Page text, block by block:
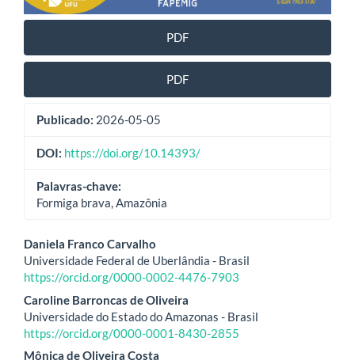
PDF
PDF
Publicado: 2026-05-05
DOI: https://doi.org/10.14393/
Palavras-chave:
Formiga brava, Amazônia
Conteúdo
do
artigo
principal
Daniela Franco Carvalho
Universidade Federal de Uberlândia - Brasil
https://orcid.org/0000-0002-4476-7903
Caroline Barroncas de Oliveira
Universidade do Estado do Amazonas - Brasil
https://orcid.org/0000-0001-8430-2855
Mônica de Oliveira Costa